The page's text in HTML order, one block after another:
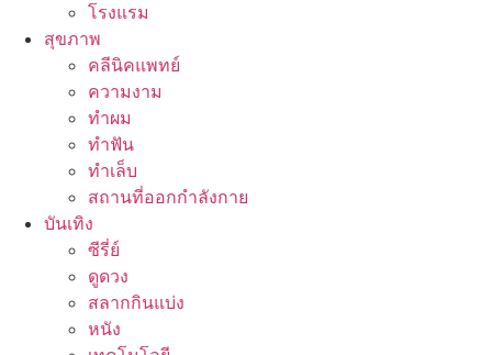
โรงแรม
สุขภาพ
คลีนิคแพทย์
ความงาม
ทำผม
ทำฟัน
ทำเล็บ
สถานที่ออกกำลังกาย
บันเทิง
ซีรี่ย์
ดูดวง
สลากกินแบ่ง
หนัง